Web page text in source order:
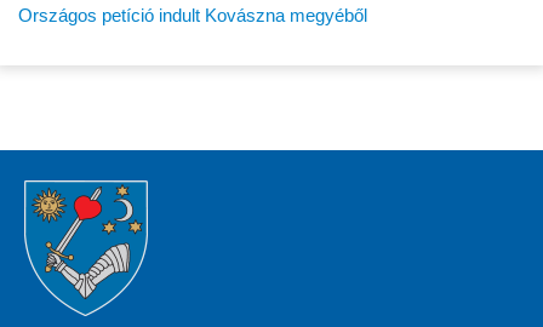
Országos petíció indult Kovászna megyéből